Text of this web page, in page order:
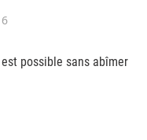
possible sans abîmer